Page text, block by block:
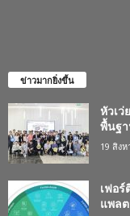
ข่าวมากยิ่งขึ้น
หัวเว่
พื้นฐ
19 สิง
เฟอ
แพล